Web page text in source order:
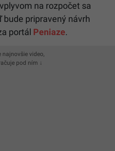
na rozpočet sa
bude pripravený návrh
portál Peniaze.
najnovšie video,
pod ním ↓